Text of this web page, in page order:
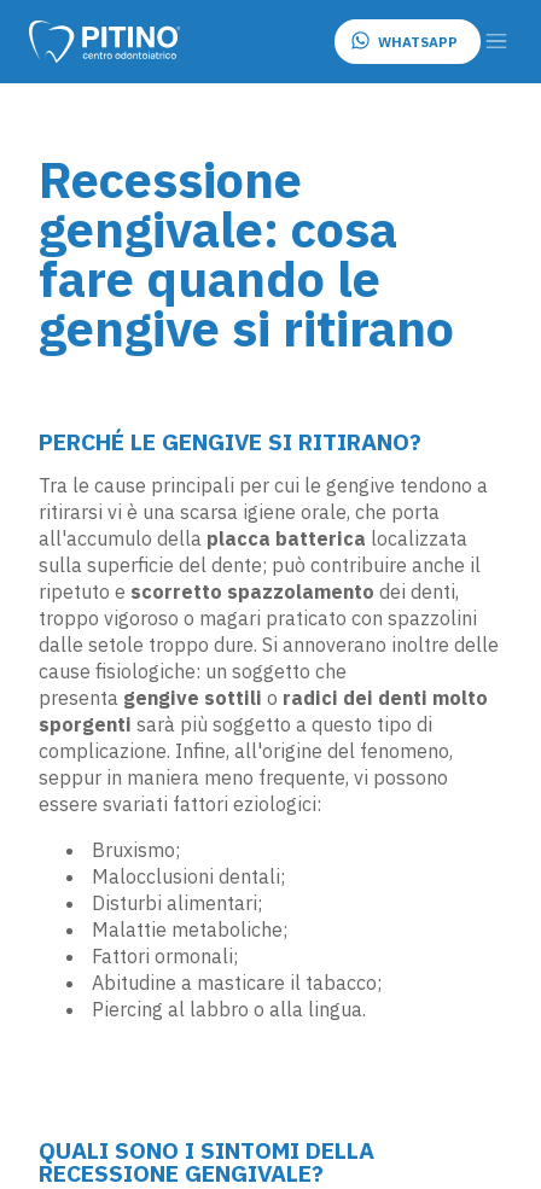
WHATSAPP
Recessione
gengivale: cosa
fare quando le
gengive si ritirano
PERCHÉ LE GENGIVE SI RITIRANO?
Tra le cause principali per cui le gengive tendono a
ritirarsi vi è una scarsa igiene orale, che porta
all'accumulo della placca batterica localizzata
sulla superficie del dente; può contribuire anche il
ripetuto e scorretto spazzolamento dei denti,
troppo vigoroso o magari praticato con spazzolini
dalle setole troppo dure. Si annoverano inoltre delle
cause fisiologiche: un soggetto che
presenta gengive sottili o radici dei denti molto
sporgenti sarà più soggetto a questo tipo di
complicazione. Infine, all'origine del fenomeno,
seppur in maniera meno frequente, vi possono
essere svariati fattori eziologici:
Bruxismo;
Malocclusioni dentali;
Disturbi alimentari;
Malattie metaboliche;
Fattori ormonali;
Abitudine a masticare il tabacco;
Piercing al labbro o alla lingua.
QUALI SONO I SINTOMI DELLA
RECESSIONE GENGIVALE?